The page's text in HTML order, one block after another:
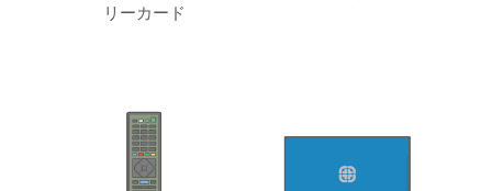
リーカード